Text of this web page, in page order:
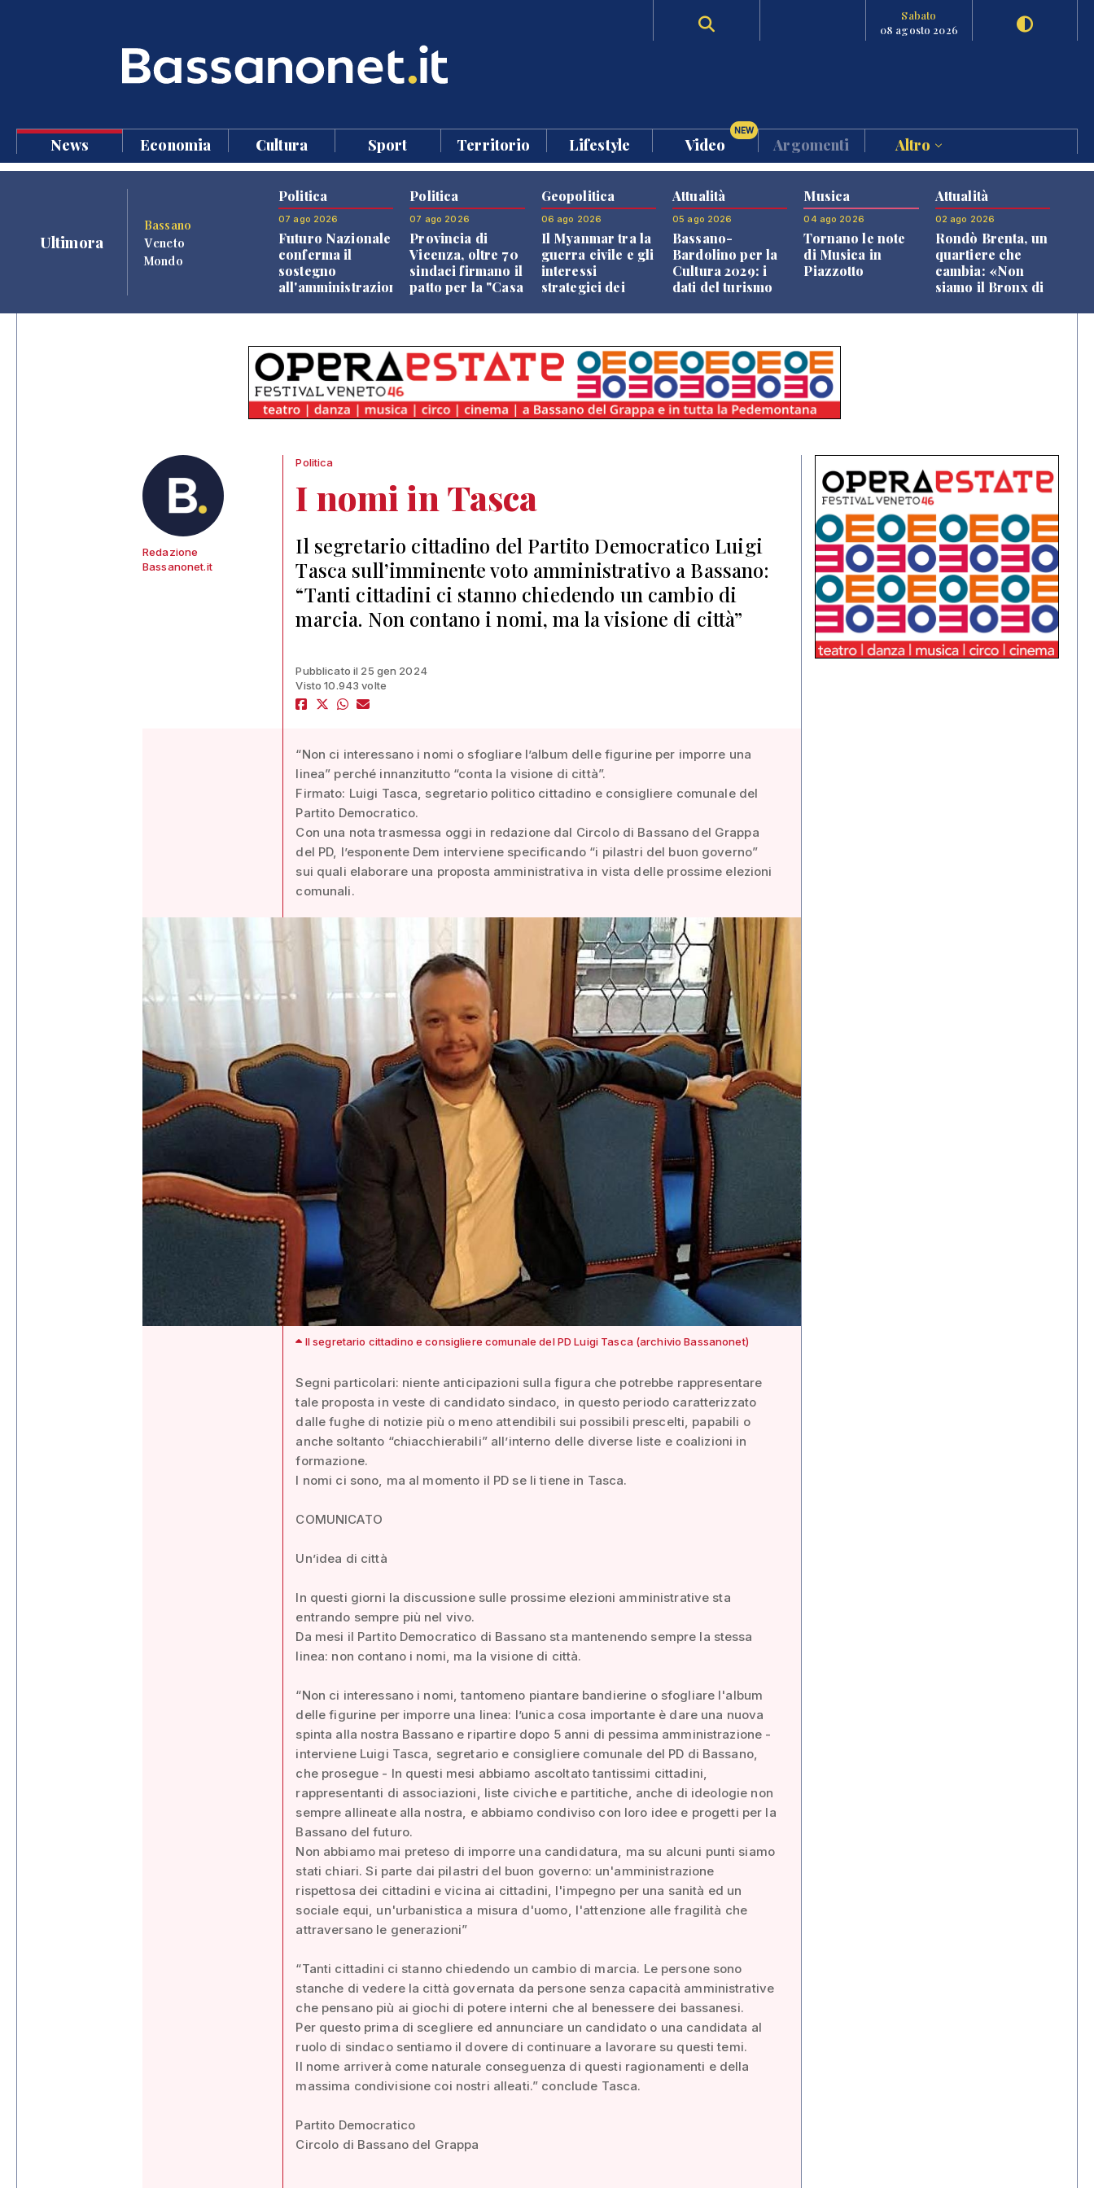
Sabato
08 agosto 2026
News Economia Cultura Sport Territorio Lifestyle Video
NEW
Argomenti Altro
Ultimora
Bassano
Veneto
Mondo
Politica
07 ago 2026
Futuro Nazionale
conferma il
sostegno
all'amministrazione
Politica
07 ago 2026
Provincia di
Vicenza, oltre 70
sindaci firmano il
patto per la "Casa
Geopolitica
06 ago 2026
Il Myanmar tra la
guerra civile e gli
interessi
strategici dei
Attualità
05 ago 2026
Bassano-
Bardolino per la
Cultura 2029: i
dati del turismo
Musica
04 ago 2026
Tornano le note
di Musica in
Piazzotto
Attualità
02 ago 2026
Rondò Brenta, un
quartiere che
cambia: «Non
siamo il Bronx di
Redazione
Bassanonet.it
Politica
I nomi in Tasca
Il segretario cittadino del Partito Democratico Luigi
Tasca sull’imminente voto amministrativo a Bassano:
“Tanti cittadini ci stanno chiedendo un cambio di
marcia. Non contano i nomi, ma la visione di città”
Pubblicato il 25 gen 2024
Visto 10.943 volte
“Non ci interessano i nomi o sfogliare l’album delle figurine per imporre una
linea” perché innanzitutto “conta la visione di città”.
Firmato: Luigi Tasca, segretario politico cittadino e consigliere comunale del
Partito Democratico.
Con una nota trasmessa oggi in redazione dal Circolo di Bassano del Grappa
del PD, l’esponente Dem interviene specificando “i pilastri del buon governo”
sui quali elaborare una proposta amministrativa in vista delle prossime elezioni
comunali.
Il segretario cittadino e consigliere comunale del PD Luigi Tasca (archivio Bassanonet)
Segni particolari: niente anticipazioni sulla figura che potrebbe rappresentare
tale proposta in veste di candidato sindaco, in questo periodo caratterizzato
dalle fughe di notizie più o meno attendibili sui possibili prescelti, papabili o
anche soltanto “chiacchierabili” all’interno delle diverse liste e coalizioni in
formazione.
I nomi ci sono, ma al momento il PD se li tiene in Tasca.
COMUNICATO
Un’idea di città
In questi giorni la discussione sulle prossime elezioni amministrative sta
entrando sempre più nel vivo.
Da mesi il Partito Democratico di Bassano sta mantenendo sempre la stessa
linea: non contano i nomi, ma la visione di città.
“Non ci interessano i nomi, tantomeno piantare bandierine o sfogliare l'album
delle figurine per imporre una linea: l’unica cosa importante è dare una nuova
spinta alla nostra Bassano e ripartire dopo 5 anni di pessima amministrazione -
interviene Luigi Tasca, segretario e consigliere comunale del PD di Bassano,
che prosegue - In questi mesi abbiamo ascoltato tantissimi cittadini,
rappresentanti di associazioni, liste civiche e partitiche, anche di ideologie non
sempre allineate alla nostra, e abbiamo condiviso con loro idee e progetti per la
Bassano del futuro.
Non abbiamo mai preteso di imporre una candidatura, ma su alcuni punti siamo
stati chiari. Si parte dai pilastri del buon governo: un'amministrazione
rispettosa dei cittadini e vicina ai cittadini, l'impegno per una sanità ed un
sociale equi, un'urbanistica a misura d'uomo, l'attenzione alle fragilità che
attraversano le generazioni”
“Tanti cittadini ci stanno chiedendo un cambio di marcia. Le persone sono
stanche di vedere la città governata da persone senza capacità amministrative
che pensano più ai giochi di potere interni che al benessere dei bassanesi.
Per questo prima di scegliere ed annunciare un candidato o una candidata al
ruolo di sindaco sentiamo il dovere di continuare a lavorare su questi temi.
Il nome arriverà come naturale conseguenza di questi ragionamenti e della
massima condivisione coi nostri alleati.” conclude Tasca.
Partito Democratico
Circolo di Bassano del Grappa